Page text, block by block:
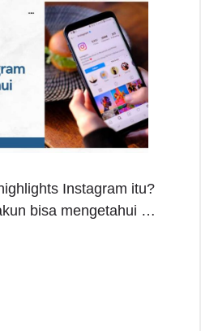
Instagram itu?
bisa mengetahui …